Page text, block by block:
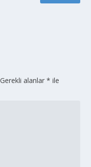
Gerekli alanlar* ile